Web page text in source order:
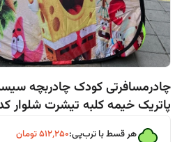
چادرمسافرتی کودک چادربچه
پاتریک خیمه کلبه تیشرت شلوار
هر قسط با ترب‌پی:۵۱۲٬۲۵۰تومان